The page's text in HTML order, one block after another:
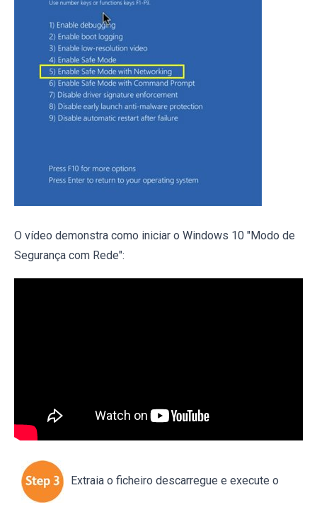
O vídeo demonstra como iniciar o Windows 10 "Modo de
Segurança com Rede":
Extraia o ficheiro descarregue e execute o